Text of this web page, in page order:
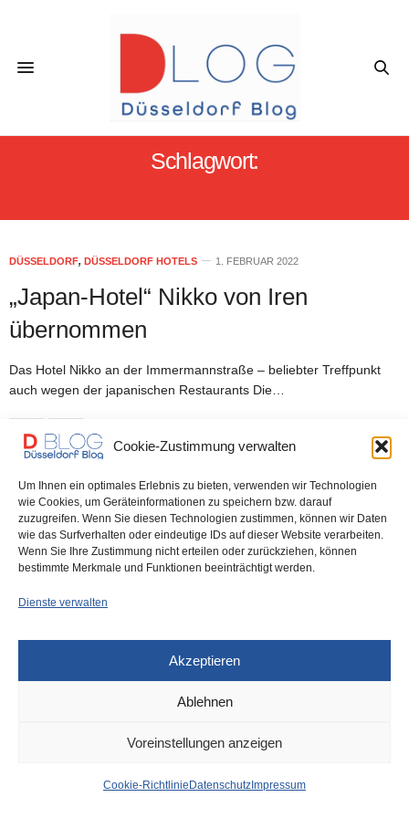
Cookie-Zustimmung verwalten
Um Ihnen ein optimales Erlebnis zu bieten, verwenden wir Technologien
wie Cookies, um Geräteinformationen zu speichern bzw. darauf
zuzugreifen. Wenn Sie diesen Technologien zustimmen, können wir Daten
wie das Surfverhalten oder eindeutige IDs auf dieser Website verarbeiten.
Wenn Sie Ihre Zustimmung nicht erteilen oder zurückziehen, können
bestimmte Merkmale und Funktionen beeinträchtigt werden.
Dienste verwalten
Akzeptieren
Ablehnen
Voreinstellungen anzeigen
Cookie-Richtlinie Datenschutz Impressum
Schlagwort:
DÜSSELDORF, DÜSSELDORF HOTELS 1. FEBRUAR 2022
„Japan-Hotel“ Nikko von Iren
übernommen
Das Hotel Nikko an der Immermannstraße – beliebter Treffpunkt
auch wegen der japanischen Restaurants Die…
0 SHARES
IMPRESSUM DATENSCHUTZ COOKIE-RICHTLINIE (EU)